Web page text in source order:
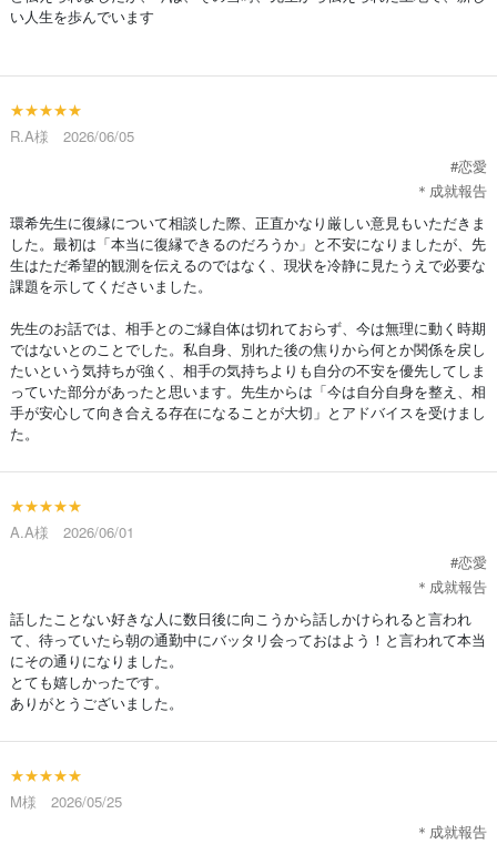
い人生を歩んでいます
★★★★★
R.A様 2026/06/05
#恋愛
＊成就報告
環希先生に復縁について相談した際、正直かなり厳しい意見もいただきま
した。最初は「本当に復縁できるのだろうか」と不安になりましたが、先
生はただ希望的観測を伝えるのではなく、現状を冷静に見たうえで必要な
課題を示してくださいました。
先生のお話では、相手とのご縁自体は切れておらず、今は無理に動く時期
ではないとのことでした。私自身、別れた後の焦りから何とか関係を戻し
たいという気持ちが強く、相手の気持ちよりも自分の不安を優先してしま
っていた部分があったと思います。先生からは「今は自分自身を整え、相
手が安心して向き合える存在になることが大切」とアドバイスを受けまし
た。
★★★★★
A.A様 2026/06/01
#恋愛
＊成就報告
話したことない好きな人に数日後に向こうから話しかけられると言われ
て、待っていたら朝の通勤中にバッタリ会っておはよう！と言われて本当
にその通りになりました。
とても嬉しかったです。
ありがとうございました。
★★★★★
M様 2026/05/25
＊成就報告